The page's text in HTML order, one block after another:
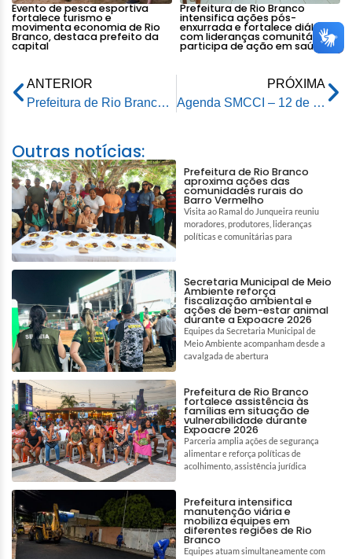
Evento de pesca esportiva
fortalece turismo e
movimenta economia de Rio
Branco, destaca prefeito da
capital
Prefeitura de Rio Branco
intensifica ações pós-
enxurrada e fortalece diálogo
com lideranças comunitárias e
participa de ação em saúde
ANTERIOR
Prefeitura de Rio Branco realiza 1º Fórum do Selo UNICEF do ciclo 2025–2028
PRÓXIMA
Agenda SMCCI – 12 de dezembro 2025
Outras notícias:
Prefeitura de Rio Branco
aproxima ações das
comunidades rurais do
Barro Vermelho
Visita ao Ramal do Junqueira reuniu
moradores, produtores, lideranças
políticas e comunitárias para
Secretaria Municipal de Meio
Ambiente reforça
fiscalização ambiental e
ações de bem-estar animal
durante a Expoacre 2026
Equipes da Secretaria Municipal de
Meio Ambiente acompanham desde a
cavalgada de abertura
Prefeitura de Rio Branco
fortalece assistência às
famílias em situação de
vulnerabilidade durante
Expoacre 2026
Parceria amplia ações de segurança
alimentar e reforça políticas de
acolhimento, assistência jurídica
Prefeitura intensifica
manutenção viária e
mobiliza equipes em
diferentes regiões de Rio
Branco
Equipes atuam simultaneamente com